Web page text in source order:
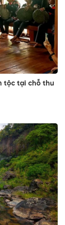
tộc tại chỗ thu